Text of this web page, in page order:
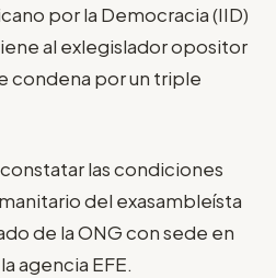
por la Democracia (IID)
al exlegislador opositor
condena por un triple
constatar las condiciones
del exasambleísta
de la ONG con sede en
agencia EFE.